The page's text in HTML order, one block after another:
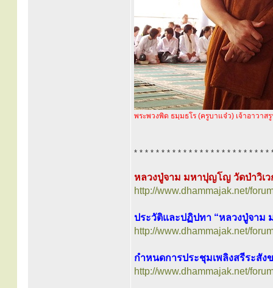
พระพวงพิด ธมฺมธโร (ครูบาแจ๋ว) เจ้าอาวาส
* * * * * * * * * * * * * * * * * * * * * * * * *
หลวงปู่จาม มหาปุญโญ วัดป่าวิเ
http://www.dhammajak.net/
ประวัติและปฏิปทา “หลวงปู่จาม
http://www.dhammajak.net/
กำหนดการประชุมเพลิงสรีระสัง
http://www.dhammajak.net/